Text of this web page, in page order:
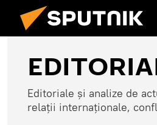
Editoriale și analize de
relații internaționale,